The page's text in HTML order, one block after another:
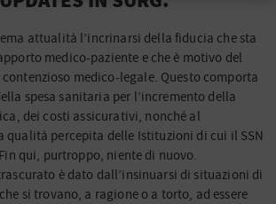
attualità l’incrinarsi della fiducia che sta
medico-paziente e che è motivo del
medico-legale. Questo comporta
spesa sanitaria per l’incremento della
, dei costi assicurativi, nonché al
qualità percepita delle Istituzioni di cui il SSN
qui, purtroppo, niente di nuovo.
è dato dall’insinuarsi di situazioni di
si trovano, a ragione o a torto, ad essere